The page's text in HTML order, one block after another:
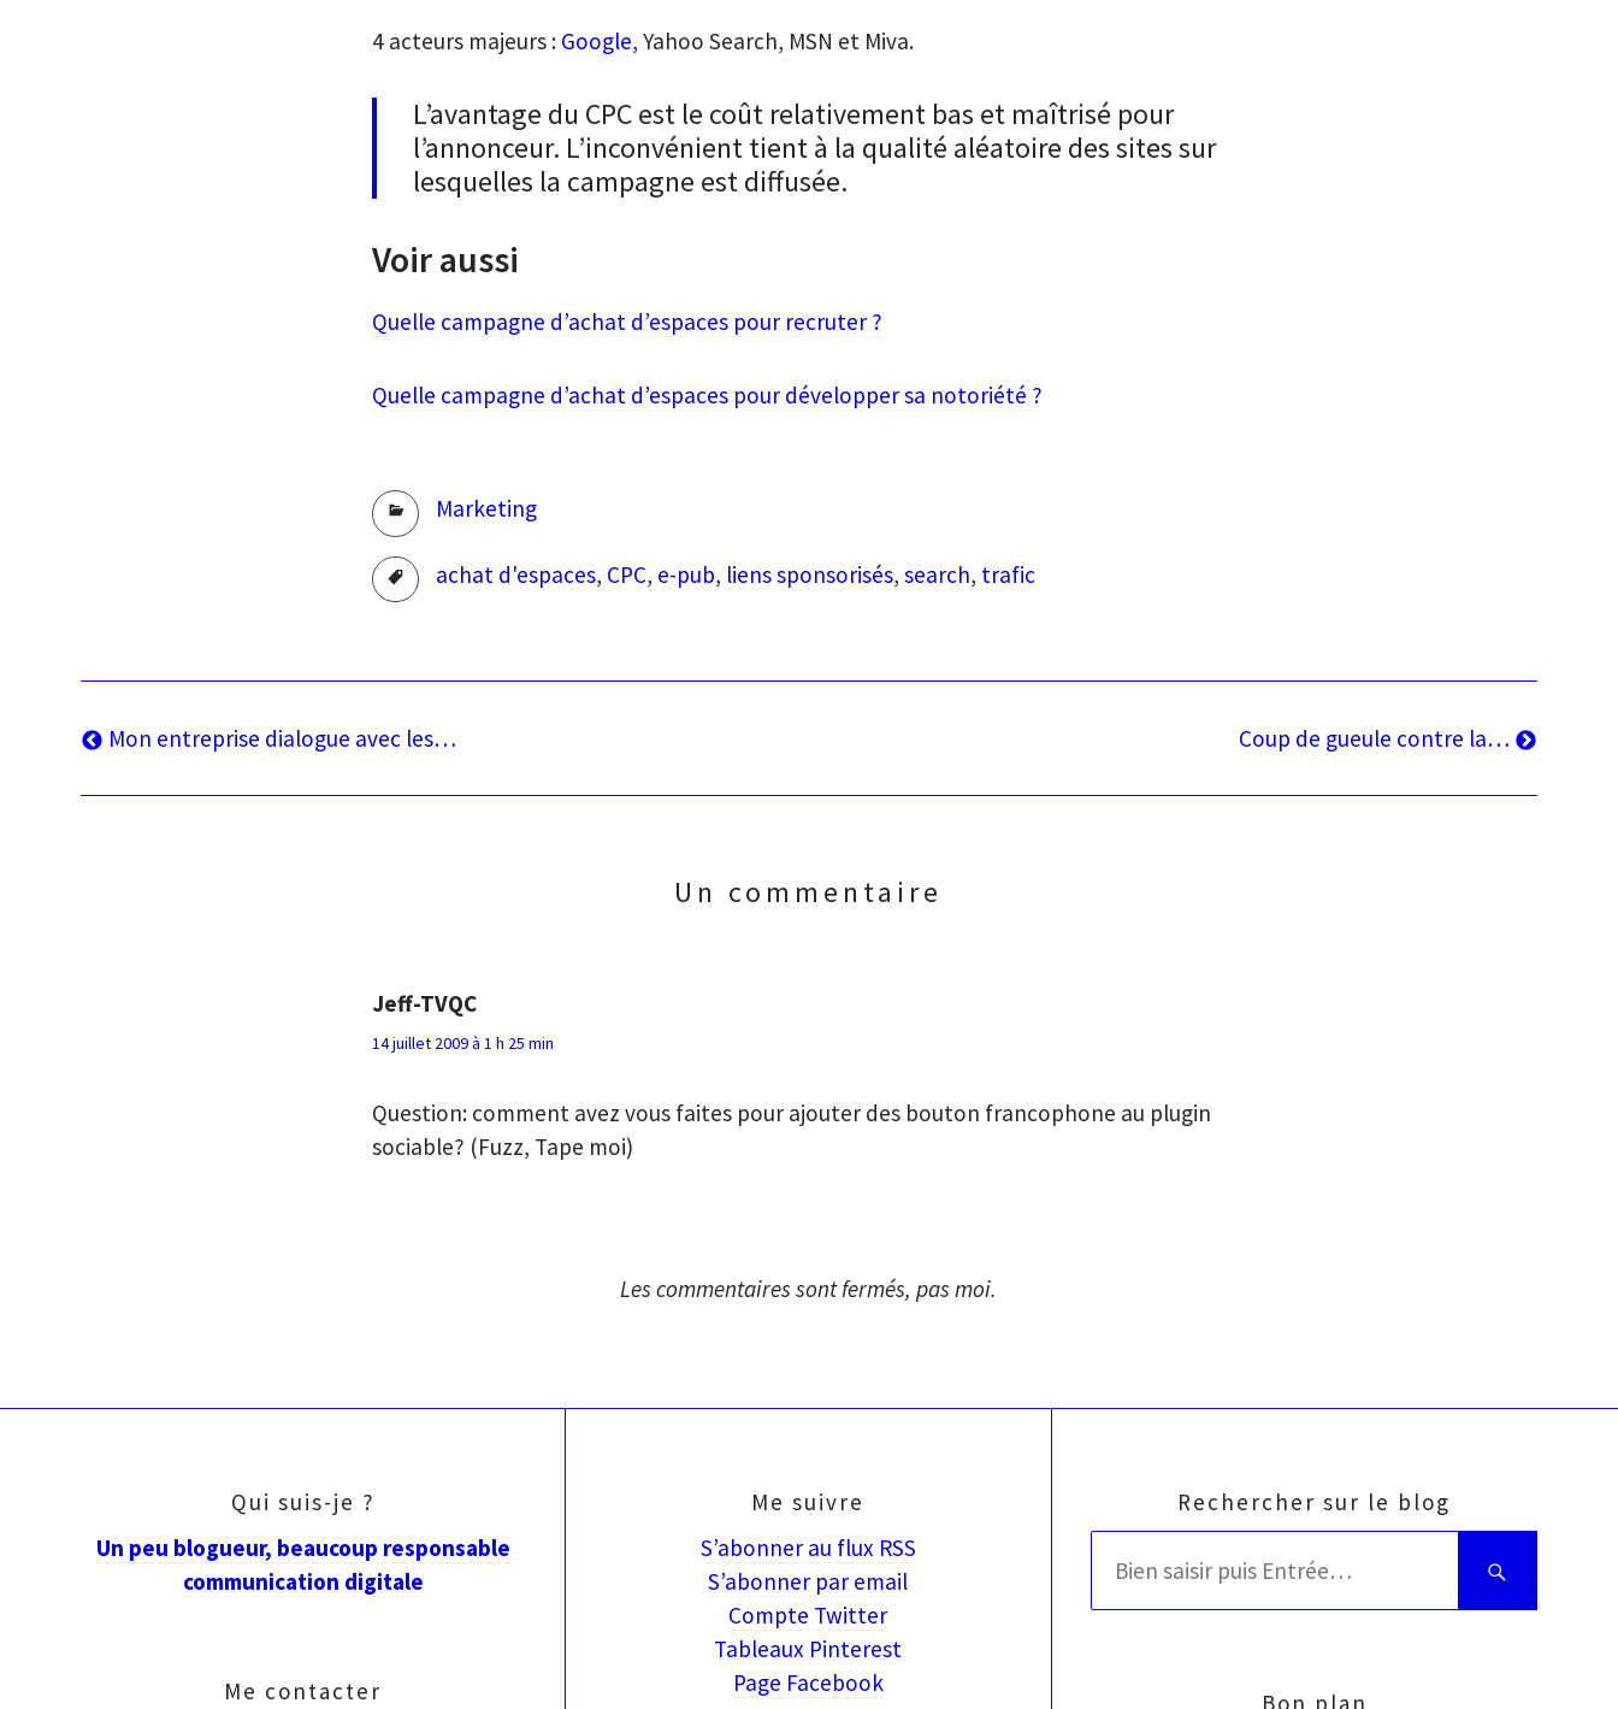
4 acteurs majeurs : Google, Yahoo Search, MSN et Miva.
L’avantage du CPC est le coût relativement bas et maîtrisé pour
l’annonceur. L’inconvénient tient à la qualité aléatoire des sites sur
lesquelles la campagne est diffusée.
Voir aussi
Quelle campagne d’achat d’espaces pour recruter ?
Quelle campagne d’achat d’espaces pour développer sa notoriété ?
RubriquesMarketing
Tags achat d'espaces, CPC, e-pub, liens sponsorisés,search, trafic
Navigation
de
Article
Mon entreprise dialogue avec les…
Article
Coup de gueule contre la…
Un commentaire
Jeff-TVQC
14 juillet 2009 à 1 h 25 min
Question: comment avez vous faites pour ajouter des bouton francophone au plugin
sociable? (Fuzz, Tape moi)
Les commentaires sont fermés, pas moi.
Qui suis-je ?
Un peu blogueur, beaucoup responsable
communication digitale
Me contacter
Me suivre
S’abonner au flux RSS
S’abonner par email
Compte Twitter
Tableaux Pinterest
Page Facebook
Rechercher sur le blog
Bien
saisir
Bon plan